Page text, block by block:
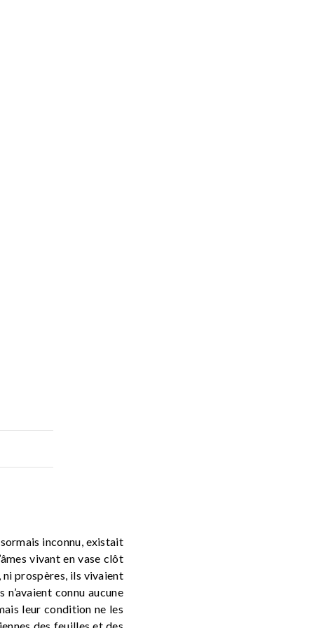
inconnu, existait
vivant en vase clôt
ni prospères, ils vivaient
connu aucune
leur condition ne les